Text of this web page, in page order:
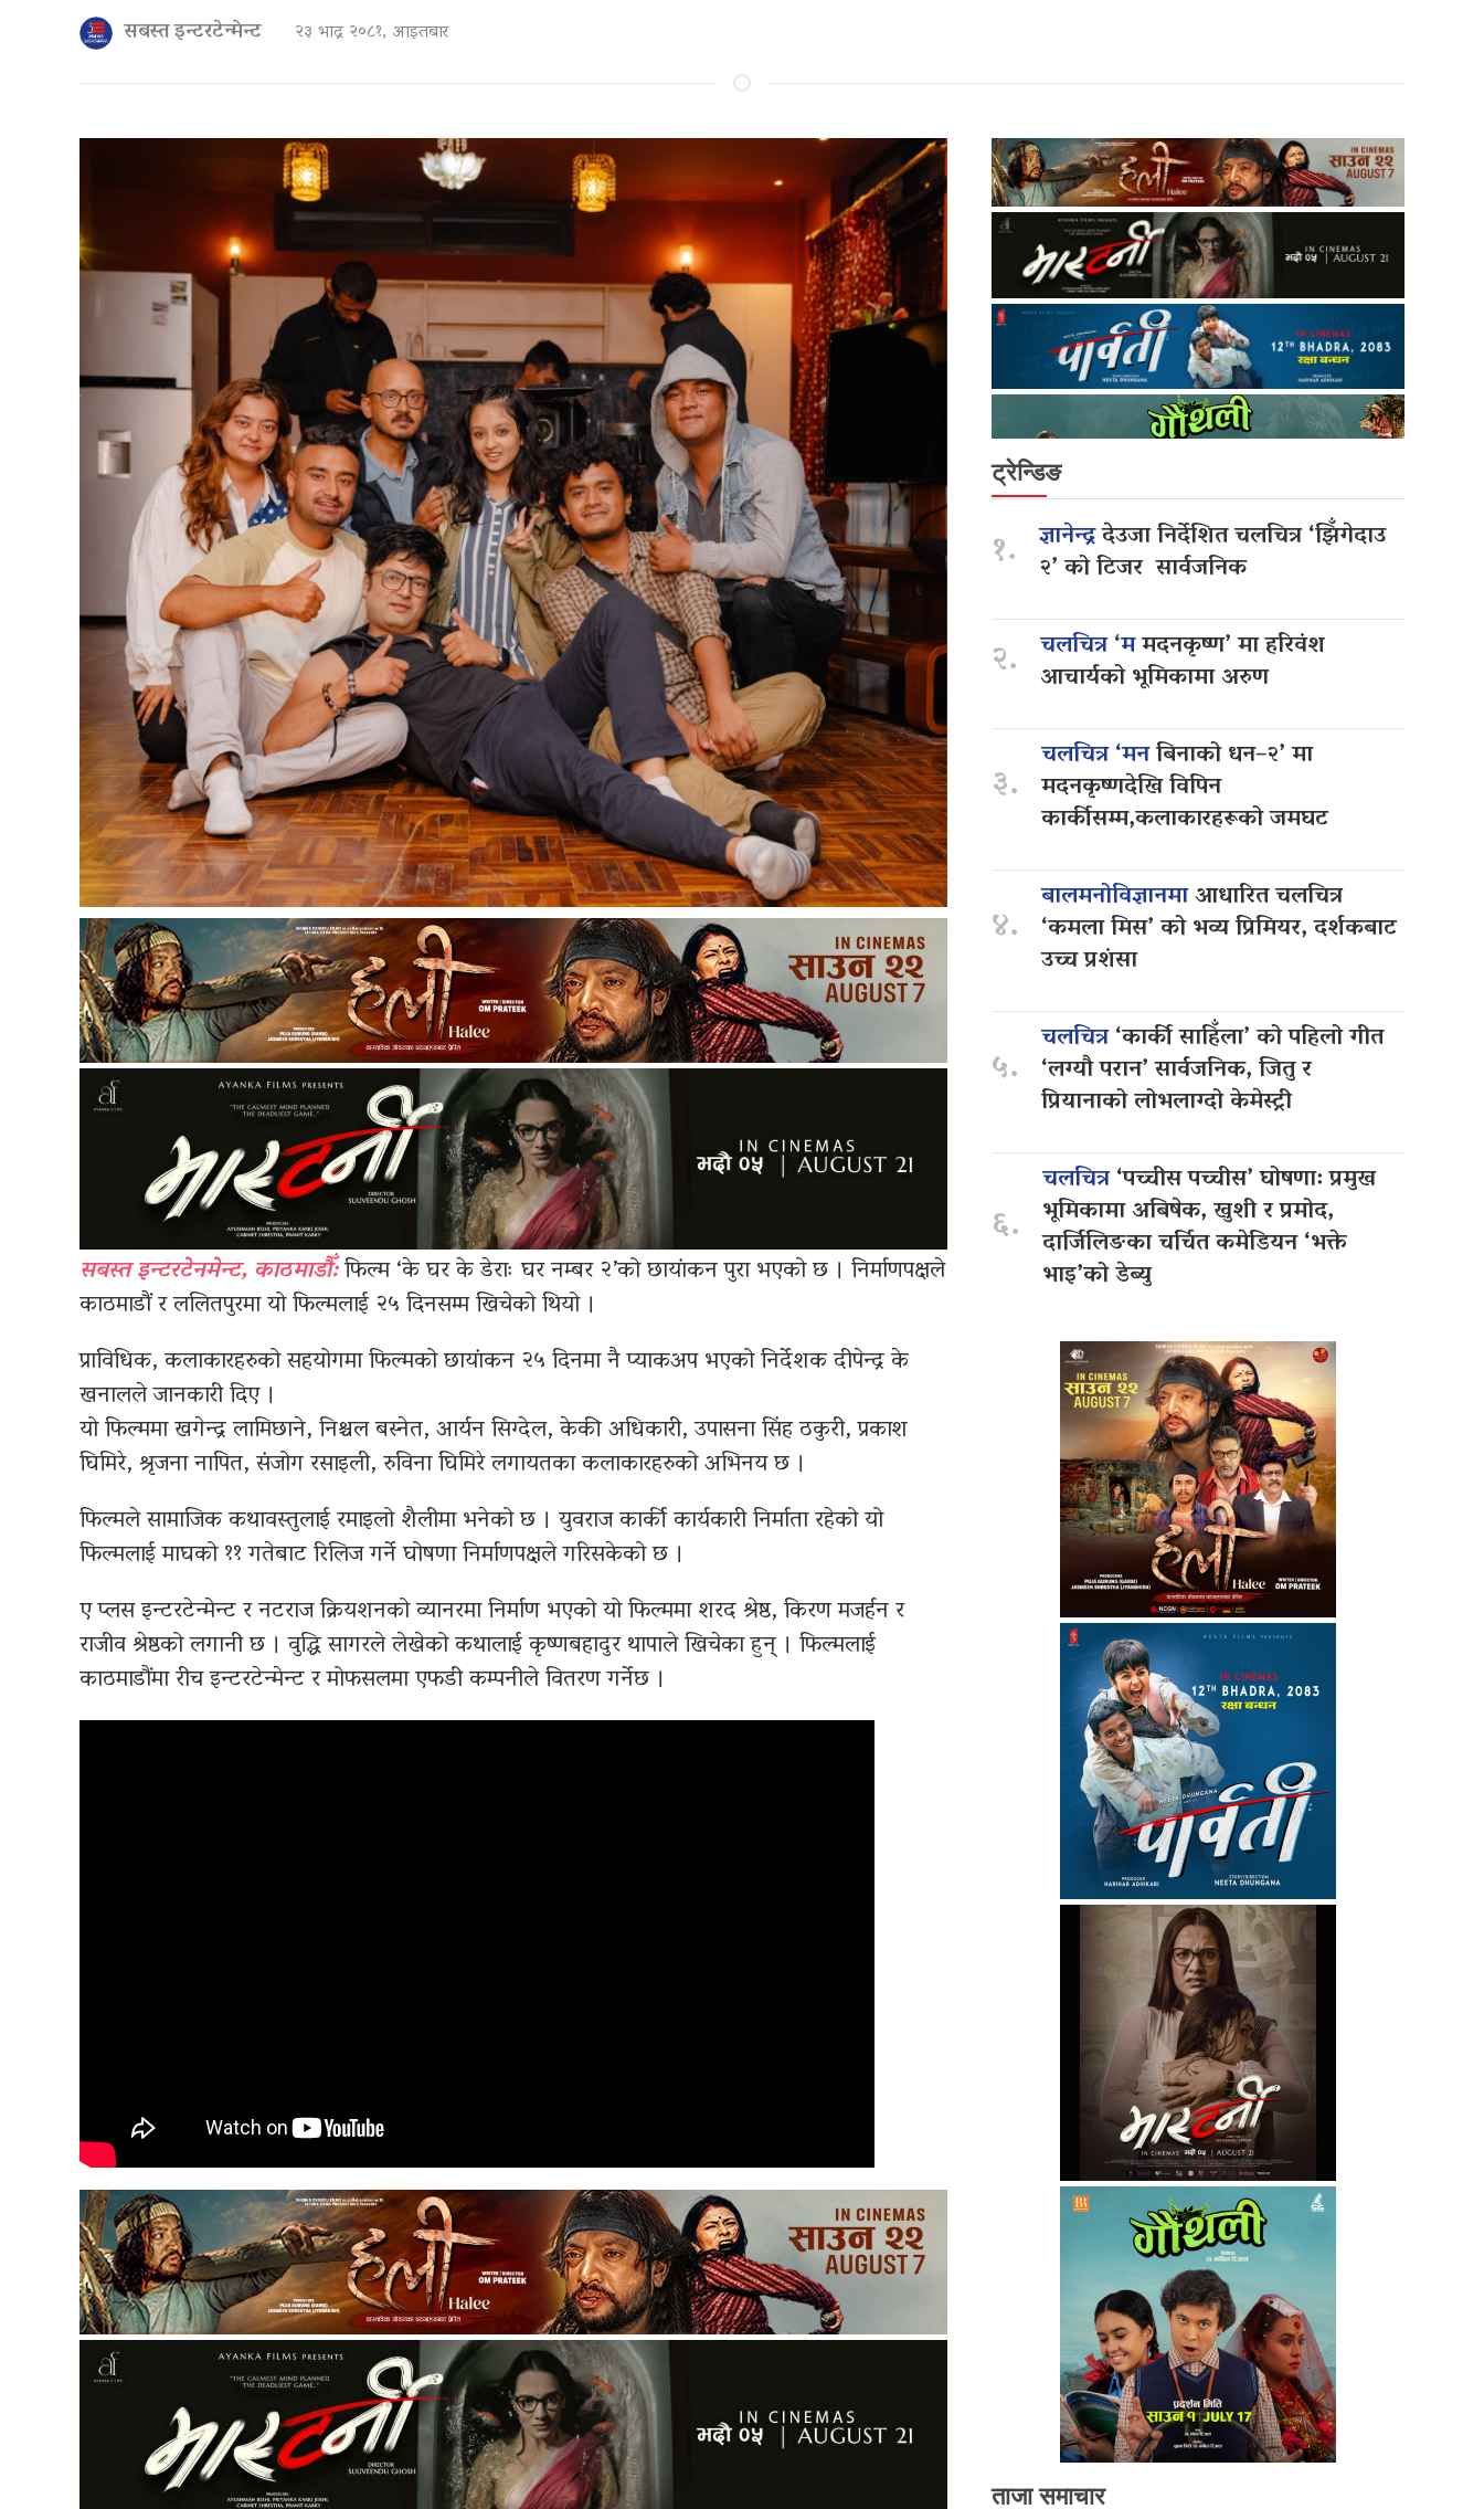
सबस्त इन्टरटेन्मेन्ट २३ भाद्र २०८१, आइतबार
सबस्त इन्टरटेनमेन्ट, काठमाडौँ:फिल्म ‘के घर के डेराः घर नम्बर २’को छायांकन पुरा भएको छ । निर्माणपक्षले
काठमाडौं र ललितपुरमा यो फिल्मलाई २५ दिनसम्म खिचेको थियो ।
प्राविधिक, कलाकारहरुको सहयोगमा फिल्मको छायांकन २५ दिनमा नै प्याकअप भएको निर्देशक दीपेन्द्र के
खनालले जानकारी दिए ।
यो फिल्ममा खगेन्द्र लामिछाने, निश्चल बस्नेत, आर्यन सिग्देल, केकी अधिकारी, उपासना सिंह ठकुरी, प्रकाश
घिमिरे, श्रृजना नापित, संजोग रसाइली, रुविना घिमिरे लगायतका कलाकारहरुको अभिनय छ ।
फिल्मले सामाजिक कथावस्तुलाई रमाइलो शैलीमा भनेको छ । युवराज कार्की कार्यकारी निर्माता रहेको यो
फिल्मलाई माघको ११ गतेबाट रिलिज गर्ने घोषणा निर्माणपक्षले गरिसकेको छ ।
ए प्लस इन्टरटेन्मेन्ट र नटराज क्रियशनको व्यानरमा निर्माण भएको यो फिल्ममा शरद श्रेष्ठ, किरण मजर्हन र
राजीव श्रेष्ठको लगानी छ । वुद्धि सागरले लेखेको कथालाई कृष्णबहादुर थापाले खिचेका हुन् । फिल्मलाई
काठमाडौंमा रीच इन्टरटेन्मेन्ट र मोफसलमा एफडी कम्पनीले वितरण गर्नेछ ।
ट्रेन्डिङ
१. ज्ञानेन्द्रदेउजा निर्देशित चलचित्र ‘झिँगेदाउ
२’ को टिजर सार्वजनिक
२. चलचित्र ‘ममदनकृष्ण’ मा हरिवंश
आचार्यको भूमिकामा अरुण
३.
चलचित्र ‘मनबिनाको धन–२’ मा
मदनकृष्णदेखि विपिन
कार्कीसम्म,कलाकारहरूको जमघट
४.
बालमनोविज्ञानमाआधारित चलचित्र
‘कमला मिस’ को भव्य प्रिमियर, दर्शकबाट
उच्च प्रशंसा
५.
चलचित्र‘कार्की साहिँला’ को पहिलो गीत
‘लग्यौ परान’ सार्वजनिक, जितु र
प्रियानाको लोभलाग्दो केमेस्ट्री
६.
चलचित्र‘पच्चीस पच्चीस’ घोषणा: प्रमुख
भूमिकामा अबिषेक, खुशी र प्रमोद,
दार्जिलिङका चर्चित कमेडियन ‘भक्ते
भाइ’को डेब्यु
ताजा समाचार